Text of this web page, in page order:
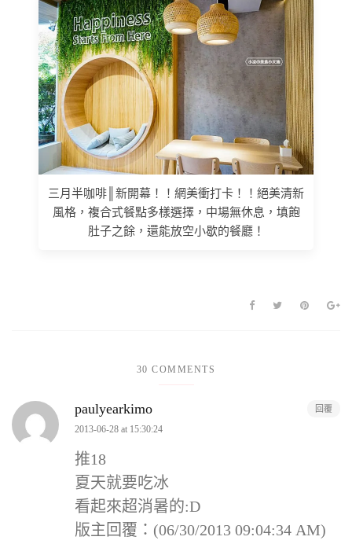
三月半咖啡║新開幕！！網美衝打卡！！絕美清新
風格，複合式餐點多樣選擇，中場無休息，填飽
肚子之餘，還能放空小歇的餐廳！
30 COMMENTS
paulyearkimo
2013-06-28 at 15:30:24
推18
夏天就要吃冰
看起來超消暑的:D
版主回覆：(06/30/2013 09:04:34 AM)
回覆